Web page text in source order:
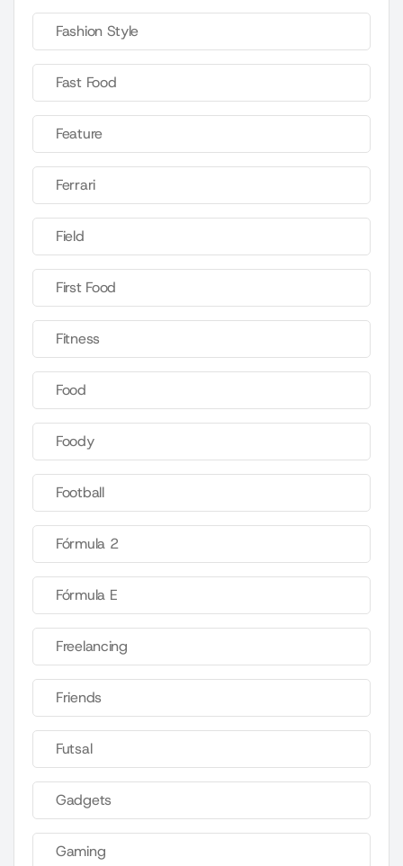
Fashion Style
Fast Food
Feature
Ferrari
Field
First Food
Fitness
Food
Foody
Football
Fórmula 2
Fórmula E
Freelancing
Friends
Futsal
Gadgets
Gaming